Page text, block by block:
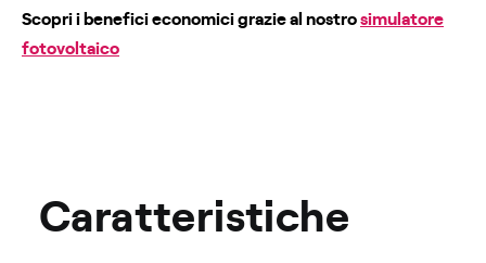
Scopri i benefici economici grazie al nostrosimulatore
fotovoltaico
Caratteristiche